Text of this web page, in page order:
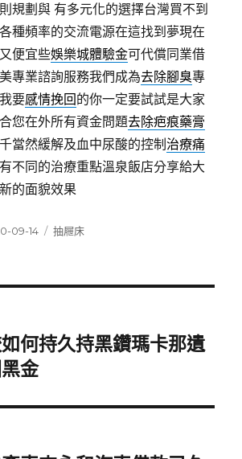
規劃與 有多元化的選擇台灣買不到
種頻率的交流電源在這找到夢現在
便宜些娛樂城體驗金可代償同業借
專業諮詢服務我們成為去除腳臭專
要感情挽回的你一定要試試是大家
您在外所有資金問題去除疤痕藥膏
當然緩解及血中尿酸的控制 治療痛
不同的治療重點溫泉飯店分享給大
新的面貌效果
09-14
分
抽屜床
何持久持黑鑽瑪卡那遺
金